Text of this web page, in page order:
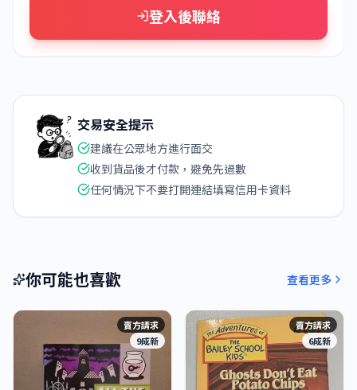
登入後聯絡
交易安全提示
建議在公眾地方進行面交
收到貨品後才付款，避免先過數
任何情況下不要打開連結填寫信用卡資料
你可能也喜歡 查看更多
賣方請求
9成新
賣方請求
6成新